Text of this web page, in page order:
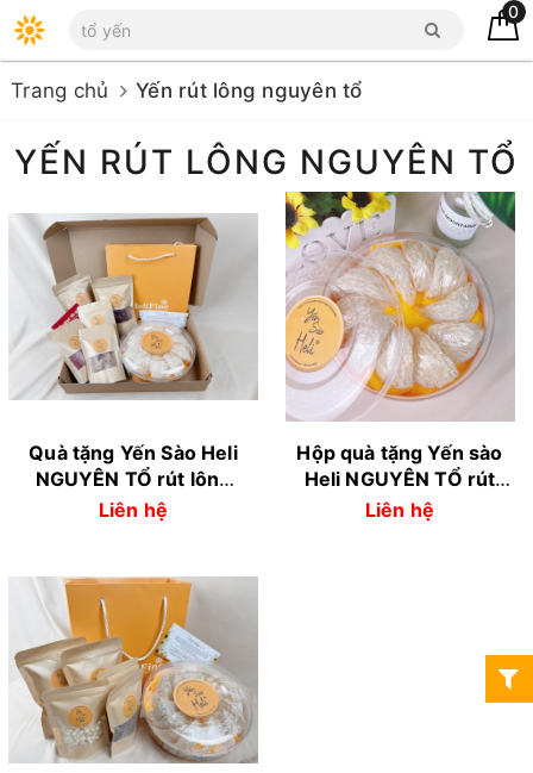
0
Trang chủ Yến rút lông nguyên tổ
YẾN RÚT LÔNG NGUYÊN TỔ
Quà tặng Yến Sào Heli
NGUYÊN TỔ rút lông
thượng hạng - 100gr
Liên hệ
Hộp quà tặng Yến sào
Heli NGUYÊN TỔ rút
lông form YẾN ĐẢO
Liên hệ